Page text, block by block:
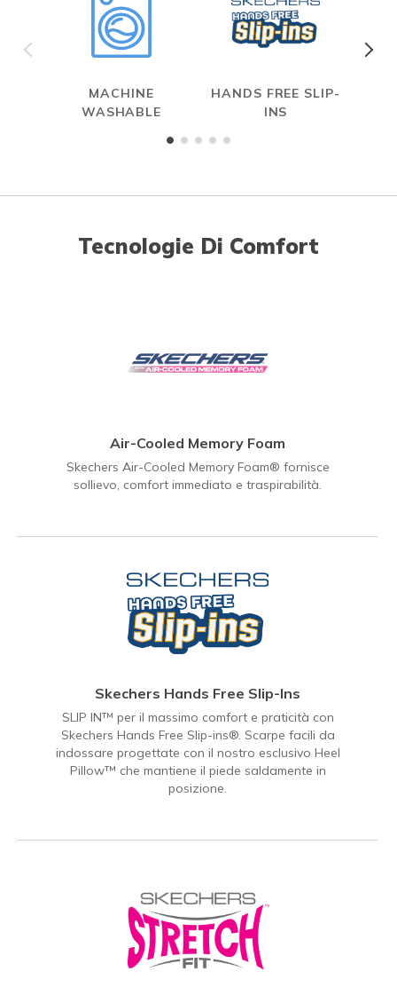
MACHINE
WASHABLE
HANDS FREE SLIP-
INS
Tecnologie Di Comfort
Air-Cooled Memory Foam
Skechers Air-Cooled Memory Foam® fornisce
sollievo, comfort immediato e traspirabilità.
Skechers Hands Free Slip-Ins
SLIP IN™ per il massimo comfort e praticità con
Skechers Hands Free Slip-ins®. Scarpe facili da
indossare progettate con il nostro esclusivo Heel
Pillow™ che mantiene il piede saldamente in
posizione.